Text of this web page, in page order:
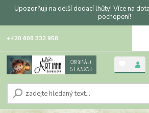
Upozorňuji na delší dodací lhůty! Více na
pochopení!
+420 608 332 958